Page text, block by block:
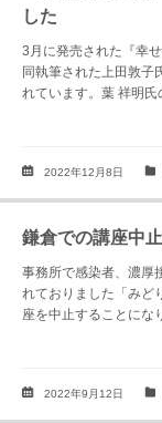
した
3月に発売された『幸
同執筆された上田敦子
れています。葉 祥明氏
2022年12月8日
鎌倉での講座中
事務所で感染者、濃厚
れておりました「みど
座を中止することにな
2022年9月12日